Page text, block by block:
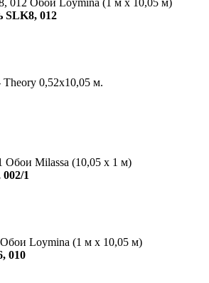
012
0,52x10,05 м.
Обои Milassa (10,05 х 1 м)
1
Loymina (1 м х 10,05 м)
010